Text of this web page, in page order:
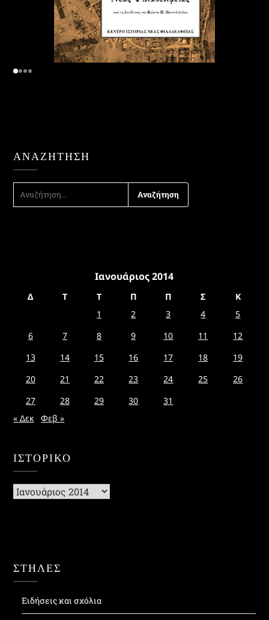
ΑΝΑΖΉΤΗΣΗ
ΑΝΑΖΉΤΗΣΗ
ΓΙΑ:
Ιανουάριος 2014
Δ Τ Τ Π Π Σ
Κ
1
2 3 4
5
6
7 8 9 10 11
12
13
14 15 16 17 18
19
20
21 22 23 24 25
26
27
28 29 30
31
« Δεκ
Φεβ »
ΙΣΤΟΡΙΚΌ
Ιστορικό
ΣΤΗΛΕΣ
Ειδήσεις και σχόλια